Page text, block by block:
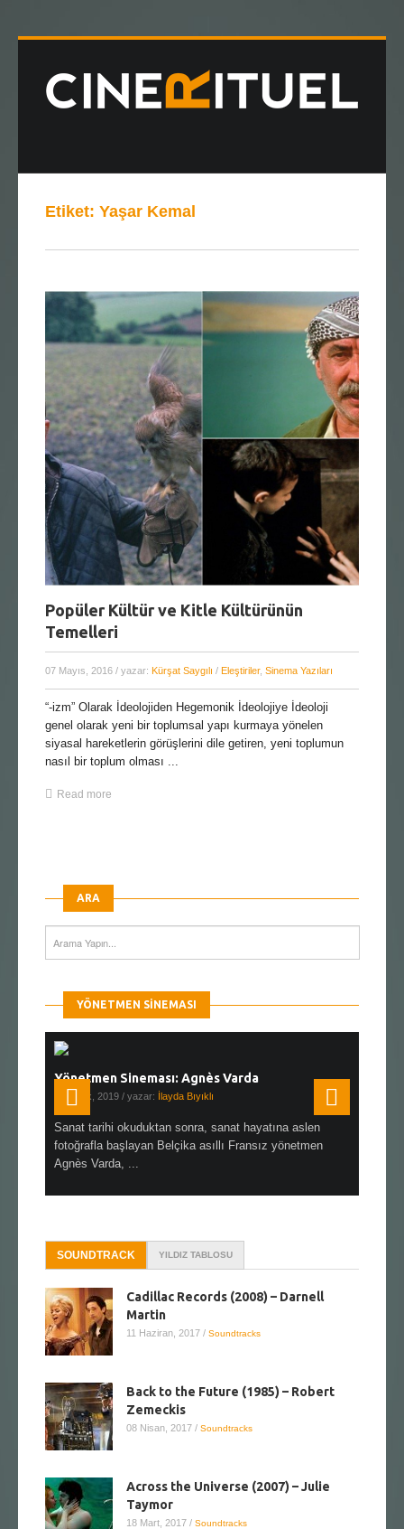
Etiket: Yaşar Kemal
Popüler Kültür ve Kitle Kültürünün
Temelleri
07 Mayıs, 2016 / yazar: Kürşat Saygılı / Eleştiriler, Sinema Yazıları
“-izm” Olarak İdeolojiden Hegemonik İdeolojiye İdeoloji
genel olarak yeni bir toplumsal yapı kurmaya yönelen
siyasal hareketlerin görüşlerini dile getiren, yeni toplumun
nasıl bir toplum olması ...
Read more
ARA
YÖNETMEN SINEMASI
Yönetmen Sineması: Agnès Varda
19 Ocak, 2019 / yazar: İlayda Bıyıklı
Sanat tarihi okuduktan sonra, sanat hayatına aslen
fotoğrafla başlayan Belçika asıllı Fransız yönetmen
Agnès Varda, ...
SOUNDTRACK YILDIZ TABLOSU
Cadillac Records (2008) – Darnell
Martin
11 Haziran, 2017 / Soundtracks
Back to the Future (1985) – Robert
Zemeckis
08 Nisan, 2017 / Soundtracks
Across the Universe (2007) – Julie
Taymor
18 Mart, 2017 / Soundtracks